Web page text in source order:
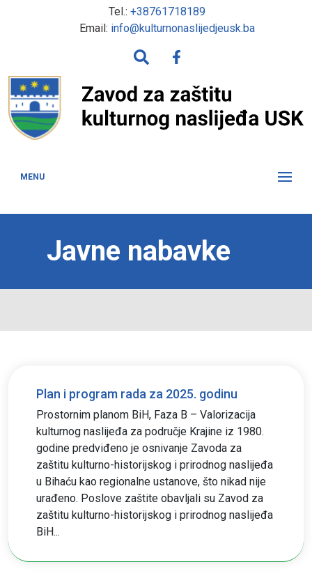
Tel.: +38761718189
Email: info@kulturnonaslijedjeusk.ba
MENU
Javne nabavke
Plan i program rada za 2025. godinu
Prostornim planom BiH, Faza B – Valorizacija
kulturnog naslijeđa za područje Krajine iz 1980.
godine predviđeno je osnivanje Zavoda za
zaštitu kulturno-historijskog i prirodnog naslijeđa
u Bihaću kao regionalne ustanove, što nikad nije
urađeno. Poslove zaštite obavljali su Zavod za
zaštitu kulturno-historijskog i prirodnog naslijeđa
BiH...